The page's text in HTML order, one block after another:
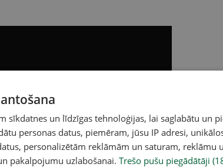
sīkdatnes un līdzīgas tehnoloģijas, lai saglabātu un
personas datus, piemēram, jūsu IP adresi,
personalizētām reklāmām un saturam, reklāmu
pakalpojumu uzlabošanai. Trešo pušu piegādātāji